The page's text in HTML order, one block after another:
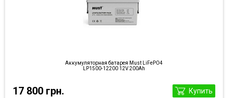
Аккумуляторная батарея Must LiFePO4
LP1500-12200 12V 200Ah
17 800 грн. Купить